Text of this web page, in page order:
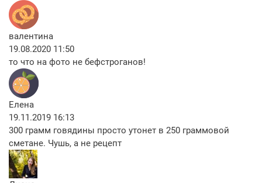
валентина
19.08.2020 11:50
то что на фото не бефстроганов!
Елена
19.11.2019 16:13
300 грамм говядины просто утонет в 250 граммовой
сметане. Чушь, а не рецепт